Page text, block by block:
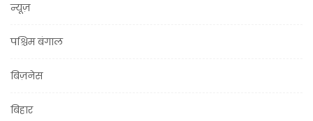
न्यूज़
पश्चिम बंगाल
बिज़नेस
बिहार